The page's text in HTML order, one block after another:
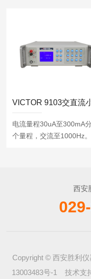
电流量程30uA至300mA
个量程，交流至1000Hz。
西安
Copyright © 西安胜利
13003483号-1
技术支